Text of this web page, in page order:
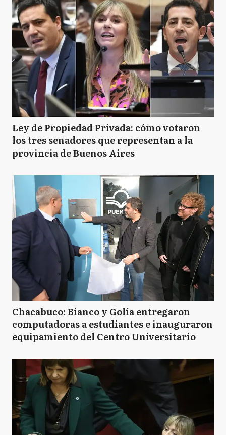
Ley de Propiedad Privada: cómo votaron
los tres senadores que representan a la
provincia de Buenos Aires
Chacabuco: Bianco y Golía entregaron
computadoras a estudiantes e inauguraron
equipamiento del Centro Universitario